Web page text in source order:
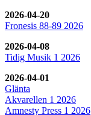
2026-04-20
Fronesis 88-89 2026
2026-04-08
Tidig Musik 1 2026
2026-04-01
Glänta
Akvarellen 1 2026
Amnesty Press 1 2026